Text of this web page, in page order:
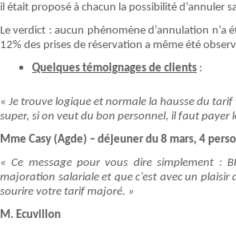
il était proposé à chacun la possibilité d’annuler
Le verdict : aucun phénomène d’annulation n’a
12% des prises de réservation a même été
Quelques témoignages de clients :
« Je trouve logique et normale la hausse du
super, si on veut du bon personnel, il faut payer
Mme Casy (Agde) – déjeuner du 8 mars, 4
« Ce message pour vous dire simplement :
majoration salariale et que c’est avec un
sourire votre tarif majoré. »
M. Ecuvillon